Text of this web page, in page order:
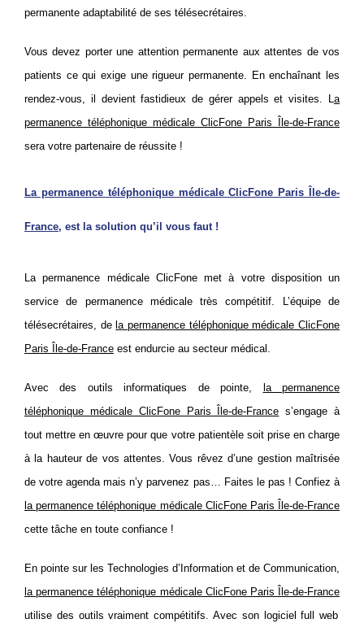
permanente adaptabilité de ses télésecrétaires.
Vous devez porter une attention permanente aux attentes de vos
patients ce qui exige une rigueur permanente. En enchaînant les
rendez-vous, il devient fastidieux de gérer appels et visites. L a
permanence téléphonique médicale ClicFone Paris Île-de-France
sera votre partenaire de réussite !
La permanence téléphonique médicale ClicFone Paris Île-de-
France, est la solution qu’il vous faut !
La permanence médicale ClicFone met à votre disposition un
service de permanence médicale très compétitif. L’équipe de
télésecrétaires, de la permanence téléphonique médicale ClicFone
Paris
Île-de-France est endurcie au secteur médical.
Avec des outils informatiques de pointe,
la permanence
téléphonique médicale ClicFone Paris Île-de-France s’engage à
tout mettre en œuvre pour que votre patientèle soit prise en charge
à la hauteur de vos attentes. Vous rêvez d’une gestion maîtrisée
de votre agenda mais n’y parvenez pas… Faites le pas ! Confiez à
la permanence téléphonique médicale ClicFone Paris Île-de-France
cette tâche en toute confiance !
En pointe sur les Technologies d’Information et de Communication,
la permanence téléphonique médicale ClicFone Paris Île-de-France
utilise des outils vraiment compétitifs. Avec son logiciel full web